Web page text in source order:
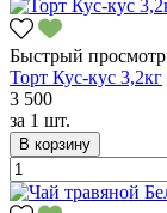
Быстрый просмотр
Торт Кус-кус 3,2кг
3 500
за 1 шт.
В корзину